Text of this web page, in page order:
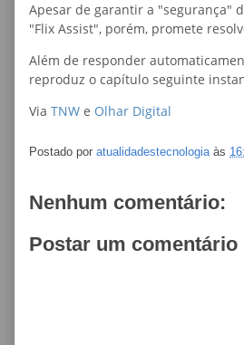
Apesar de garantir a "segurança"
"Flix Assist", porém, promete
Além de responder
reproduz o capítulo seguinte
Via TNW e Olhar Digital
Postado por atualidadestecnologia às
Nenhum comentário:
Postar um comentário